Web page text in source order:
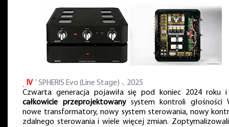
IV ˺ SPHERIS Evo (Line Stage) ⸜ 2025
Czwarta generacja pojawiła się pod koniec 2024 roku
całkowicie przeprojektowanysystem kontroli głośności
nowe transformatory, nowy system sterowania, nowy
zdalnego sterowania i wiele więcej zmian.